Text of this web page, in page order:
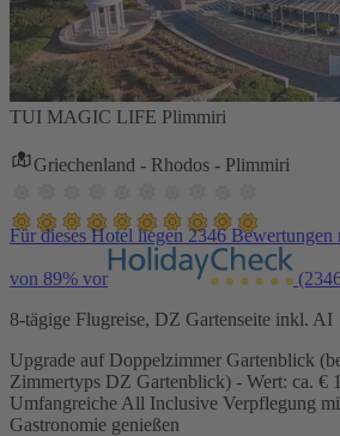
TUI MAGIC LIFE Plimmiri
Griechenland - Rhodos - Plimmiri
Für dieses Hotel liegen 2346
von 89% vor
8-tägige Flugreise, DZ Gartenseite inkl. AI
Upgrade auf Doppelzimmer Gartenblick
Zimmertyps DZ Gartenblick) - Wert: ca. €
Umfangreiche All Inclusive Verpflegung
Gastronomie genießen